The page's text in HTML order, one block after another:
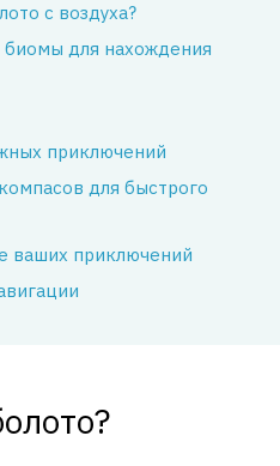
с воздуха?
биомы для нахождения
приключений
для быстрого
ваших приключений